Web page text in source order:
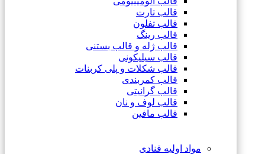
قالب تارت
قالب تفلون
قالب رینگ
قالب ژله و قالب بستنی
قالب سیلیکونی
قالب شکلات و پلی کربنات
قالب کمربندی
قالب گرانیتی
قالب لوف و نان
قالب مافین
مواد اولیه قنادی